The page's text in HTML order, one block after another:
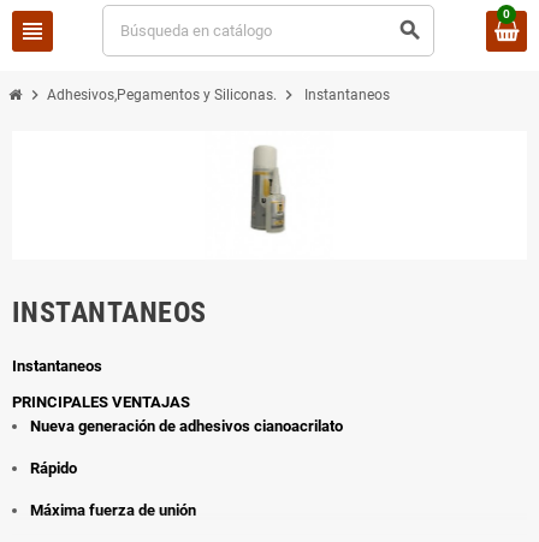
view_headline search
0
chevron_right Adhesivos,Pegamentos y Siliconas. chevron_right Instantaneos
INSTANTANEOS
Instantaneos
PRINCIPALES VENTAJAS
Nueva generación de adhesivos cianoacrilato
Rápido
Máxima fuerza de unión